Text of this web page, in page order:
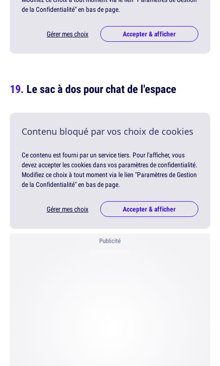
de la Confidentialité" en bas de page.
Gérer mes choix Accepter & afficher
Le sac à dos pour chat de l'espace
Contenu bloqué par vos choix de cookies
Ce contenu est fourni par un service tiers. Pour l'afficher, vous
devez accepter les cookies dans vos paramètres de confidentialité.
Modifiez ce choix à tout moment via le lien "Paramètres de Gestion
de la Confidentialité" en bas de page.
Gérer mes choix Accepter & afficher
Publicité